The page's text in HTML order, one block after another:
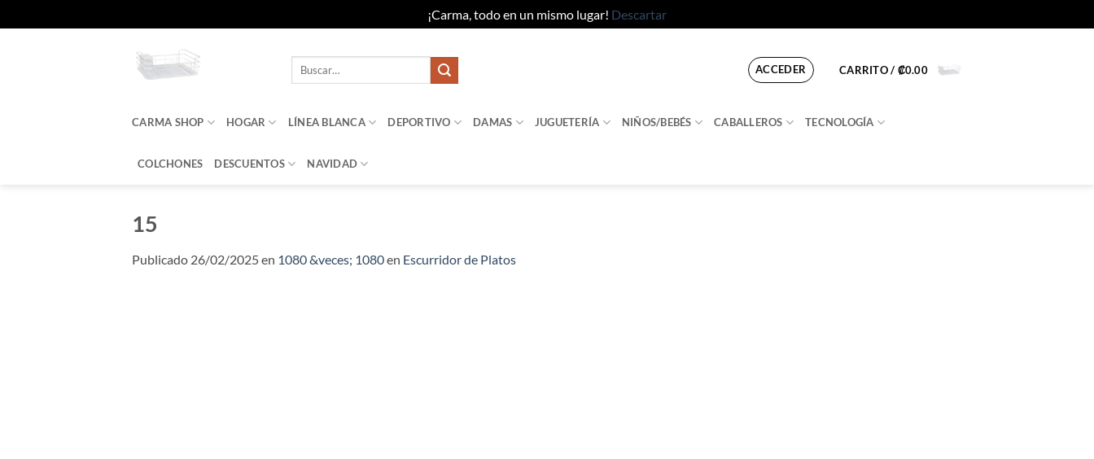
¡Carma, todo en un mismo lugar! Descartar
Buscar
ACCEDER CARRITO / ₡0.00
CARMA SHOP HOGAR LÍNEA BLANCA DEPORTIVO DAMAS JUGUETERÍA NIÑOS/BEBÉS CABALLEROS TECNOLOGÍA
COLCHONES DESCUENTOS NAVIDAD
15
Publicado 26/02/2025en 1080 &veces; 1080en Escurridor de Platos